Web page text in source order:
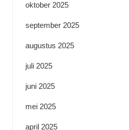
oktober 2025
september 2025
augustus 2025
juli 2025
juni 2025
mei 2025
april 2025